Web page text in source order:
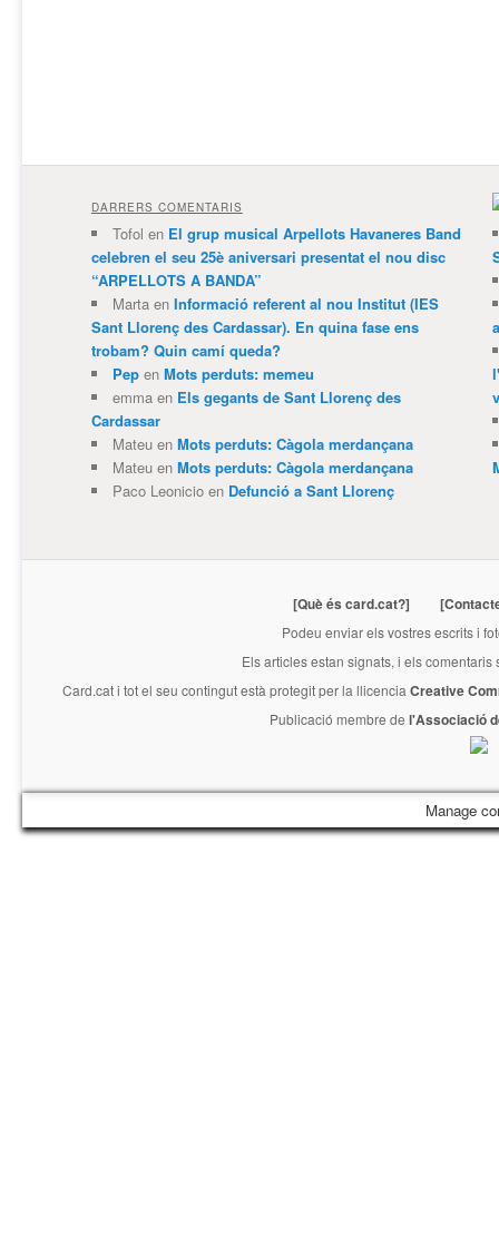
DARRERS COMENTARIS
Tofol en El grup musical Arpellots Havaneres Band
celebren el seu 25è aniversari presentat el nou disc
“ARPELLOTS A BANDA”
Martaen Informació referent al nou Institut (IES
Sant Llorenç des Cardassar). En quina fase ens
trobam? Quin camí queda?
Pepen Mots perduts: memeu
emmaen Els gegants de Sant Llorenç des
Cardassar
Mateuen Mots perduts: Càgola merdançana
Mateuen Mots perduts: Càgola merdançana
Paco Leonicioen Defunció a Sant Llorenç
[Què és card.cat?]
Podeu enviar els vostres escrits i
Els articles estan signats, i els
Card.cati tot el seu contingut està protegit per la llicencia Creative
Publicació membre de l'Associació
Manage